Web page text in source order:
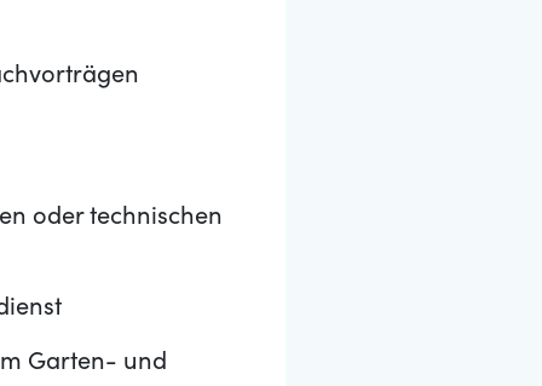
oder technischen
Garten- und